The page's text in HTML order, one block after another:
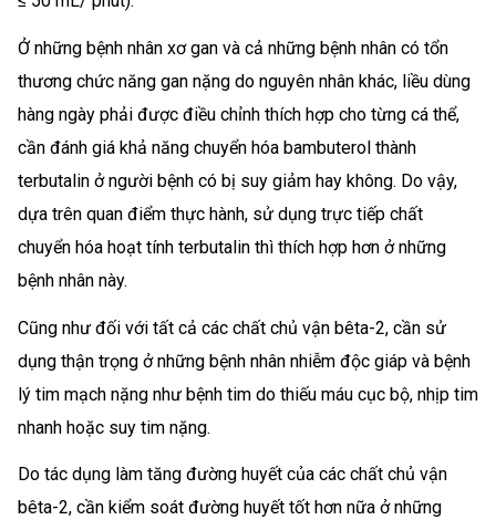
Ở những bệnh nhân xơ gan và cả những bệnh nhân có tổn
thương chức năng gan nặng do nguyên nhân khác, liều dùng
hàng ngày phải được điều chỉnh thích hợp cho từng cá thể,
cần đánh giá khả năng chuyển hóa bambuterol thành
terbutalin ở người bệnh có bị suy giảm hay không. Do vậy,
dựa trên quan điểm thực hành, sử dụng trực tiếp chất
chuyển hóa hoạt tính terbutalin thì thích hợp hơn ở những
bệnh nhân này.
Cũng như đối với tất cả các chất chủ vận bêta-2, cần sử
dụng thận trọng ở những bệnh nhân nhiễm độc giáp và bệnh
lý tim mạch nặng như bệnh tim do thiếu máu cục bộ, nhịp tim
nhanh hoặc suy tim nặng.
Do tác dụng làm tăng đường huyết của các chất chủ vận
bêta-2, cần kiểm soát đường huyết tốt hơn nữa ở những